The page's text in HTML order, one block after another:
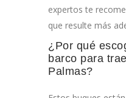
expertos te
que resulte más
¿Por qué
barco para
Palmas?